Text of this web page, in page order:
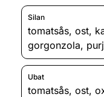
Silan
tomatsås, ost,
gorgonzola,
Ubat
tomatsås, ost,